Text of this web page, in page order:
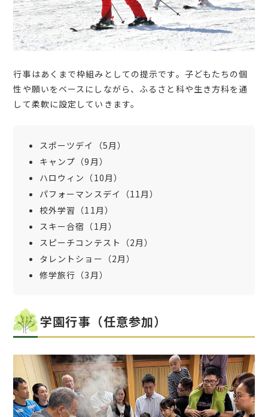
行事はあくまで枠組みとしての提示です。子どもたちの個
性や願いをベースにしながら、ふるさと科や生き方科を通
して柔軟に設定していきます。
スポーツデイ（5月）
キャンプ（9月）
ハロウィン（10月）
パフォーマンスデイ（11月）
校外学習（11月）
スキー合宿（1月）
スピーチコンテスト（2月）
タレントショー（2月）
修学旅行（3月）
学園行事（任意参加）